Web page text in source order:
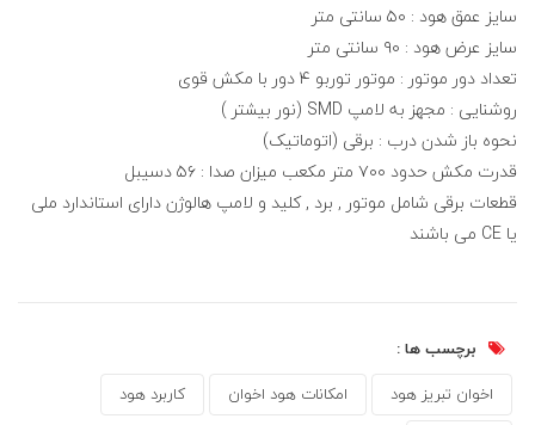
سایز عمق هود : ۵۰ سانتی متر
سایز عرضهود : ۹۰ سانتی متر
تعداد دور موتور : موتور توربو ۴ دور با مکش قوی
روشنایی : مجهز به لامپ SMD (نور بیشتر )
نحوه باز شدن درب : برقی (اتوماتیک)
قدرت مکش حدود ۷۰۰ متر مکعب میزان صدا : ۵۶ دسیبل
قطعات برقی شامل موتور , برد , کلید و لامپ هالوژن دارای استاندارد ملی
یا CE می باشند
برچسب ها :
اخوان تبریز هود
امکانات هود اخوان
کاربرد هود